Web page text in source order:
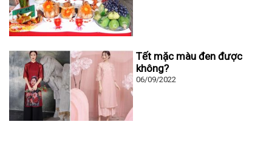
Tết mặc màu đen được
không?
06/09/2022